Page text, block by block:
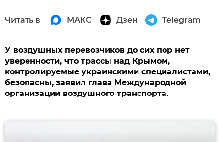
Читать в МАКС Дзен Telegram
У воздушных перевозчиков до сих пор нет
уверенности, что трассы над Крымом,
контролируемые украинскими специалистами,
безопасны, заявил глава Международной
организации воздушного транспорта.